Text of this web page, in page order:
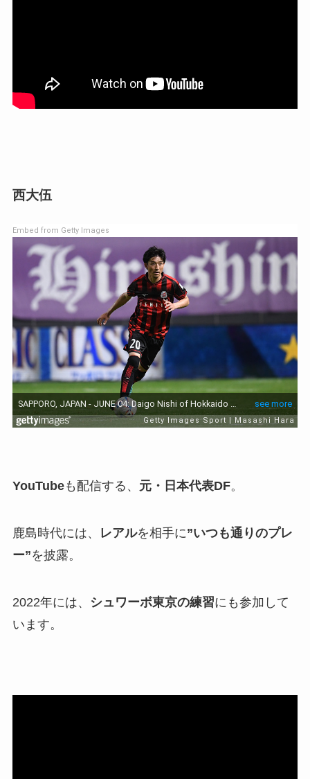
西大伍
Embed from Getty Images
YouTubeも配信する、 元・日本代表DF。
鹿島時代には、 レアルを相手に”いつも通りのプレ
ー”を披露。
2022年には、 シュワーボ東京の練習にも参加して
います。